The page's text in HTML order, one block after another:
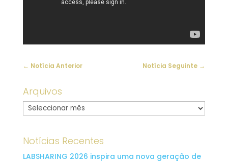
← Notícia Anterior Notícia Seguinte →
Arquivos
Arquivo
Notícias Recentes
LABSHARING 2026 inspira uma nova geração de